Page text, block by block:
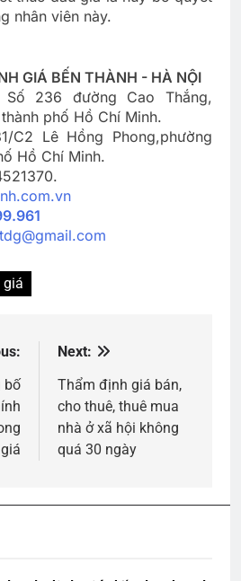
nhân viên này.
GIÁ BẾN THÀNH - HÀ NỘI
236 đường Cao Thắng,
phố Hồ Chí Minh.
C2 Lê Hồng Phong,phường
Hồ Chí Minh.
bố
Next:
Thẩm định giá bán,
cho thuê, thuê mua
nhà ở xã hội không
quá 30 ngày